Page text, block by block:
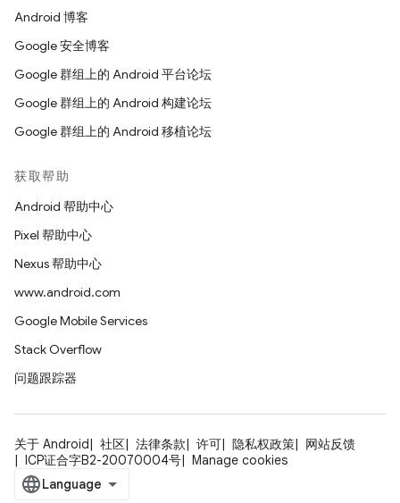
Android 博客
Google 安全博客
Google 群组上的 Android 平台论坛
Google 群组上的 Android 构建论坛
Google 群组上的 Android 移植论坛
获取帮助
Android 帮助中心
Pixel 帮助中心
Nexus 帮助中心
www.android.com
Google Mobile Services
Stack Overflow
问题跟踪器
关于 Android 社区 法律条款 许可 隐私权政策
网站反馈
ICP证合字B2-20070004号
Manage cookies